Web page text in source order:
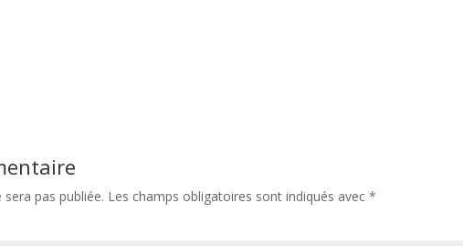
pas publiée. Les champs obligatoires sont indiqués avec*